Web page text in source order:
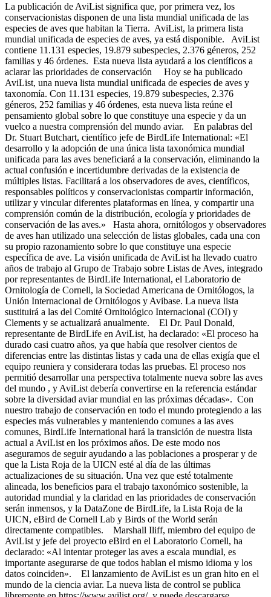
La publicación de AviList significa que, por primera vez, los
conservacionistas disponen de una lista mundial unificada de las
especies de aves que habitan la Tierra. AviList, la primera lista
mundial unificada de especies de aves, ya está disponible. AviList
contiene 11.131 especies, 19.879 subespecies, 2.376 géneros, 252
familias y 46 órdenes. Esta nueva lista ayudará a los científicos a
aclarar las prioridades de conservación Hoy se ha publicado
AviList, una nueva lista mundial unificada de especies de aves y
taxonomía. Con 11.131 especies, 19.879 subespecies, 2.376
géneros, 252 familias y 46 órdenes, esta nueva lista reúne el
pensamiento global sobre lo que constituye una especie y da un
vuelco a nuestra comprensión del mundo aviar. En palabras del
Dr. Stuart Butchart, científico jefe de BirdLife International: «El
desarrollo y la adopción de una única lista taxonómica mundial
unificada para las aves beneficiará a la conservación, eliminando la
actual confusión e incertidumbre derivadas de la existencia de
múltiples listas. Facilitará a los observadores de aves, científicos,
responsables políticos y conservacionistas compartir información,
utilizar y vincular diferentes plataformas en línea, y compartir una
comprensión común de la distribución, ecología y prioridades de
conservación de las aves.» Hasta ahora, ornitólogos y observadores
de aves han utilizado una selección de listas globales, cada una con
su propio razonamiento sobre lo que constituye una especie
específica de ave. La visión unificada de AviList ha llevado cuatro
años de trabajo al Grupo de Trabajo sobre Listas de Aves, integrado
por representantes de BirdLife International, el Laboratorio de
Ornitología de Cornell, la Sociedad Americana de Ornitólogos, la
Unión Internacional de Ornitólogos y Avibase. La nueva lista
sustituirá a las del Comité Ornitológico Internacional (COI) y
Clements y se actualizará anualmente. El Dr. Paul Donald,
representante de BirdLife en AviList, ha declarado: «El proceso ha
durado casi cuatro años, ya que había que resolver cientos de
diferencias entre las distintas listas y cada una de ellas exigía que el
equipo reuniera y considerara todas las pruebas. El proceso nos
permitió desarrollar una perspectiva totalmente nueva sobre las aves
del mundo , y AviList debería convertirse en la referencia estándar
sobre la diversidad aviar mundial en las próximas décadas». Con
nuestro trabajo de conservación en todo el mundo protegiendo a las
especies más vulnerables y manteniendo comunes a las aves
comunes, BirdLife International hará la transición de nuestra lista
actual a AviList en los próximos años. De este modo nos
aseguramos de seguir ayudando a las poblaciones a prosperar y de
que la Lista Roja de la UICN esté al día de las últimas
actualizaciones de su situación. Una vez que esté totalmente
alineada, los beneficios para el trabajo taxonómico sostenible, la
autoridad mundial y la claridad en las prioridades de conservación
serán inmensos, y la DataZone de BirdLife, la Lista Roja de la
UICN, eBird de Cornell Lab y Birds of the World serán
directamente compatibles. Marshall Iliff, miembro del equipo de
AviList y jefe del proyecto eBird en el Laboratorio Cornell, ha
declarado: «Al intentar proteger las aves a escala mundial, es
importante asegurarse de que todos hablan el mismo idioma y los
datos coinciden». El lanzamiento de AviList es un gran hito en el
mundo de la ciencia aviar. La nueva lista de control se publica